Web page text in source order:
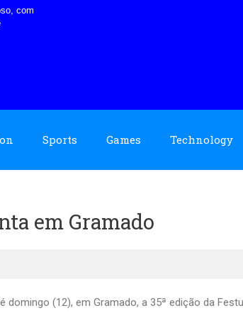
com
Sports Games Technology
em Gramado
domingo (12), em Gramado, a 35ª edição da